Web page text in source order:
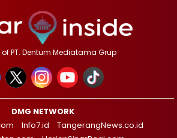
PT. Dentum Mediatama Grup
DMG NETWORK
Info7.id
TangerangNews.co.id